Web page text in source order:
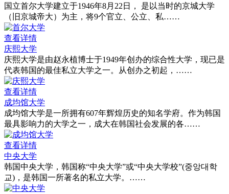
国立首尔大学建立于1946年8月22日， 是以当时的京城大学
（旧京城帝大）为主，将9个官立、公立、私……
查看详情
庆熙大学
庆熙大学是由赵永植博士于1949年创办的综合性大学，现已是
代表韩国的最佳私立大学之一。从创办之初起，……
查看详情
成均馆大学
成均馆大学是一所拥有607年辉煌历史的知名学府。作为韩国
最具影响力的大学之一，成大在韩国社会发展的各……
查看详情
中央大学
韩国中央大学，韩国称“中央大学”或“中央大学校”(중앙대학
교)，是韩国一所著名的私立大学。……